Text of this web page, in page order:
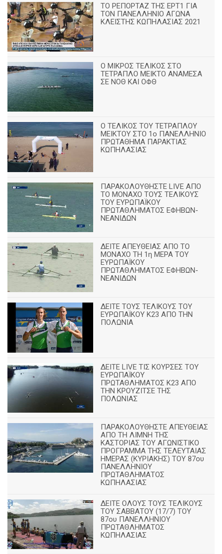
ΤΟ ΡΕΠΟΡΤΑΖ ΤΗΣ ΕΡΤ1 ΓΙΑ
ΤΟΝ ΠΑΝΕΛΛΗΝΙΟ ΑΓΩΝΑ
ΚΛΕΙΣΤΗΣ ΚΩΠΗΛΑΣΙΑΣ 2021
Ο ΜΙΚΡΟΣ ΤΕΛΙΚΟΣ ΣΤΟ
ΤΕΤΡΑΠΛΟ ΜΕΙΚΤΟ ΑΝΑΜΕΣΑ
ΣΕ ΝΟΘ ΚΑΙ ΟΦΘ
Ο ΤΕΛΙΚΟΣ ΤΟΥ ΤΕΤΡΑΠΛΟΥ
ΜΕΙΚΤΟΥ ΣΤΟ 1ο ΠΑΝΕΛΛΗΝΙΟ
ΠΡΩΤΑΘΗΜΑ ΠΑΡΑΚΤΙΑΣ
ΚΩΠΗΛΑΣΙΑΣ
ΠΑΡΑΚΟΛΟΥΘΗΣΤΕ LIVE ΑΠΟ
ΤΟ ΜΟΝΑΧΟ ΤΟΥΣ ΤΕΛΙΚΟΥΣ
ΤΟΥ ΕΥΡΩΠΑΪΚΟΥ
ΠΡΩΤΑΘΛΗΜΑΤΟΣ ΕΦΗΒΩΝ-
ΝΕΑΝΙΔΩΝ
ΔΕΙΤΕ ΑΠΕΥΘΕΙΑΣ ΑΠΟ ΤΟ
ΜΟΝΑΧΟ ΤΗ 1η ΜΕΡΑ ΤΟΥ
ΕΥΡΩΠΑΪΚΟΥ
ΠΡΩΤΑΘΛΗΜΑΤΟΣ ΕΦΗΒΩΝ-
ΝΕΑΝΙΔΩΝ
ΔΕΙΤΕ ΤΟΥΣ ΤΕΛΙΚΟΥΣ ΤΟΥ
ΕΥΡΩΠΑΪΚΟΥ Κ23 ΑΠΟ ΤΗΝ
ΠΟΛΩΝΙΑ
ΔΕΙΤΕ LIVE ΤΙΣ ΚΟΥΡΣΕΣ ΤΟΥ
ΕΥΡΩΠΑΪΚΟΥ
ΠΡΩΤΑΘΛΗΜΑΤΟΣ Κ23 ΑΠΟ
ΤΗΝ ΚΡΟΥΖΙΤΣΕ ΤΗΣ
ΠΟΛΩΝΙΑΣ
ΠΑΡΑΚΟΛΟΥΘΗΣΤΕ ΑΠΕΥΘΕΙΑΣ
ΑΠΟ ΤΗ ΛΙΜΝΗ ΤΗΣ
ΚΑΣΤΟΡΙΑΣ ΤΟΥ ΑΓΩΝΙΣΤΙΚΟ
ΠΡΟΓΡΑΜΜΑ ΤΗΣ ΤΕΛΕΥΤΑΙΑΣ
ΗΜΕΡΑΣ (ΚΥΡΙΑΚΗΣ) ΤΟΥ 87ου
ΠΑΝΕΛΛΗΝΙΟΥ
ΠΡΩΤΑΘΛΗΜΑΤΟΣ
ΚΩΠΗΛΑΣΙΑΣ
ΔΕΙΤΕ ΟΛΟΥΣ ΤΟΥΣ ΤΕΛΙΚΟΥΣ
ΤΟΥ ΣΑΒΒΑΤΟΥ (17/7) ΤΟΥ
87ου ΠΑΝΕΛΛΗΝΙΟΥ
ΠΡΩΤΑΘΛΗΜΑΤΟΣ
ΚΩΠΗΛΑΣΙΑΣ